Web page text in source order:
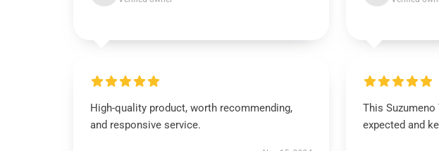
High-quality product, worth recommending,
and responsive service.
This
expected and